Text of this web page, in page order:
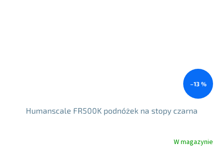
–13 %
Humanscale FR500K podnóżek na stopy czarna
W magazynie